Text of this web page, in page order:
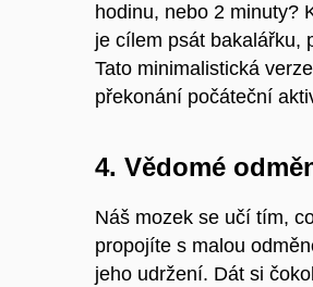
hodinu, nebo 2 minuty?
je cílem psát bakalářku,
Tato minimalistická
překonání počáteční
4. Vědomé
Náš mozek se učí tím,
propojíte s malou
jeho udržení. Dát si